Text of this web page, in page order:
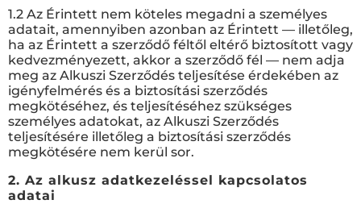
1.2 Az Érintett nem köteles megadni a személyes
adatait, amennyiben azonban az Érintett — illetőleg,
ha az Érintett a szerződő féltől eltérő biztosított vagy
kedvezményezett, akkor a szerződő fél — nem adja
meg az Alkuszi Szerződés teljesítése érdekében az
igényfelmérés és a biztosítási szerződés
megkötéséhez, és teljesítéséhez szükséges
személyes adatokat, az Alkuszi Szerződés
teljesítésére illetőleg a biztosítási szerződés
megkötésére nem kerül sor.
2. Az alkusz adatkezeléssel kapcsolatos
adatai